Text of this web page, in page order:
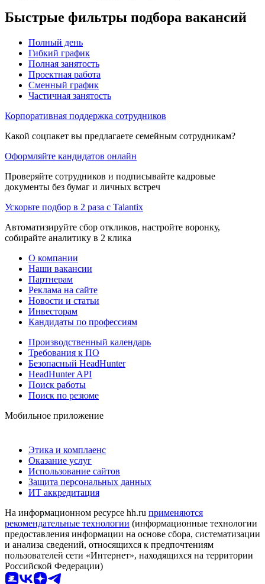
Быстрые фильтры подбора вакансий
Полный день
Гибкий график
Полная занятость
Проектная работа
Сменный график
Частичная занятость
Корпоративная поддержка сотрудников
Какой соцпакет вы предлагаете семейным сотрудникам?
Оформляйте кандидатов онлайн
Проверяйте сотрудников и подписывайте кадровые
документы без бумаг и личных встреч
Ускорьте подбор в 2 раза с Talantix
Автоматизируйте сбор откликов, настройте воронку,
собирайте аналитику в 2 клика
О компании
Наши вакансии
Партнерам
Реклама на сайте
Новости и статьи
Инвесторам
Кандидаты по профессиям
Производственный календарь
Требования к ПО
Безопасный HeadHunter
HeadHunter API
Поиск работы
Поиск по резюме
Мобильное приложение
Этика и комплаенс
Оказание услуг
Использование сайтов
Защита персональных данных
ИТ аккредитация
На информационном ресурсе hh.ru применяются
рекомендательные технологии (информационные технологии
предоставления информации на основе сбора, систематизации
и анализа сведений, относящихся к предпочтениям
пользователей сети «Интернет», находящихся на территории
Российской Федерации)